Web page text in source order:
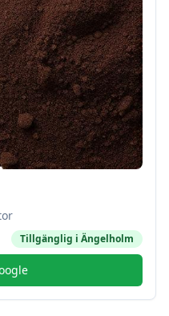
Tillgänglig i Ängelholm